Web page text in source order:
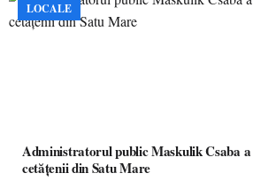
LOCALE
Administratorul public Maskulik Csaba
cetățenii din Satu Mare